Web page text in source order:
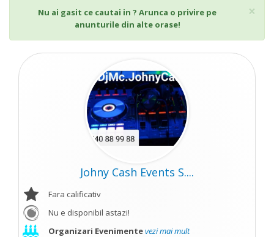
×
Nu ai gasit ce cautai in ? Arunca o privire pe
anunturile din alte orase!
Johny Cash Events S....
Fara calificativ
Nu e disponibil astazi!
Organizari Evenimentevezi mai mult